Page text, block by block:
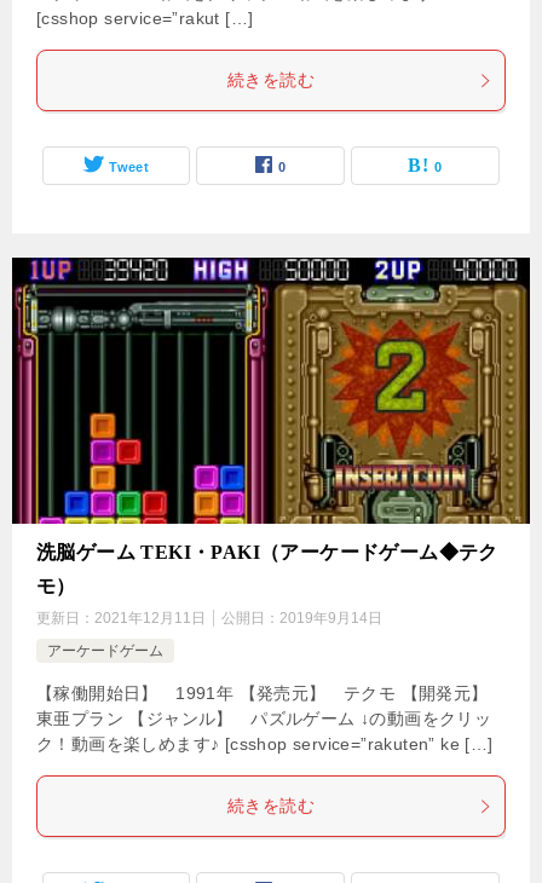
[csshop service=”rakut […]
続きを読む
Tweet 0 0
洗脳ゲーム TEKI・PAKI（アーケードゲーム◆テク
モ）
更新日： 2021年12月11日 公開日： 2019年9月14日
アーケードゲーム
【稼働開始日】 1991年 【発売元】 テクモ 【開発元】
東亜プラン 【ジャンル】 パズルゲーム ↓の動画をクリッ
ク！動画を楽しめます♪ [csshop service=”rakuten” ke […]
続きを読む